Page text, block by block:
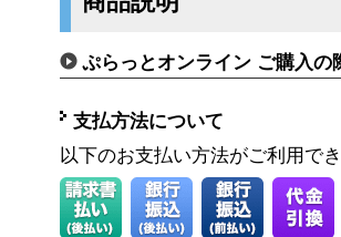
ぷらっとオンライン ご購入の
支払方法について
以下のお支払い方法がご利用で